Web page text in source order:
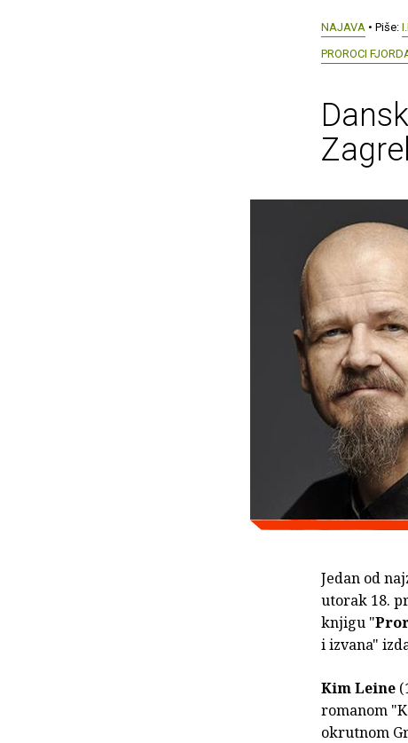
NAJAVA • Piše:
PROROCI
Jedan od
utorak 18.
knjigu "
i izvana"
Kim Leine
romanom
okrutnom